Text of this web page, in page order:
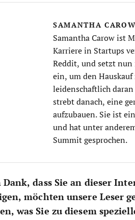
SAMANTHA CAROW
Samantha Carow ist
Karriere in Startups
Reddit, und setzt
ein, um den
leidenschaftlich
strebt danach, eine
aufzubauen. Sie ist
und hat unter
Summit gesprochen.
dass Sie an dieser
möchten unsere Leser
was Sie zu diesem